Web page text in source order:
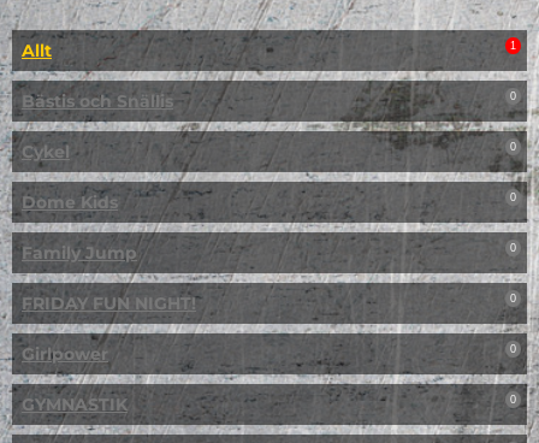
Allt 1
Bästis och Snällis 0
Cykel 0
Dome Kids 0
Family Jump 0
FRIDAY FUN NIGHT! 0
Girlpower 0
GYMNASTIK 0